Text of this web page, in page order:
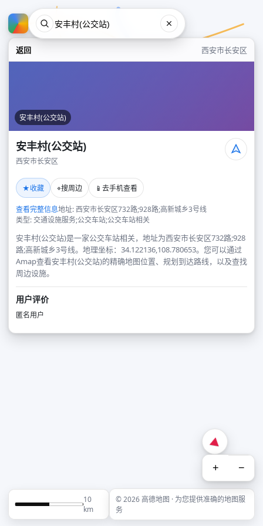
返回 西安市长安区
安丰村(公交站)
安丰村(公交站)
西安市长安区
★收藏 ⌖搜周边 📱 去手机查看
查看完整信息地址: 西安市长安区732路;928路;高新城乡3号线
类型: 交通设施服务;公交车站;公交车站相关
安丰村(公交站)是一家公交车站相关，地址为西安市长安区732路;928
路;高新城乡3号线。地理坐标：34.122136,108.780653。您可以通过
Amap查看安丰村(公交站)的精确地图位置、规划到达路线，以及查找
周边设施。
用户评价
匿名用户
+ −
10
km
© 2026 高德地图 · 为您提供准确的地图服
务